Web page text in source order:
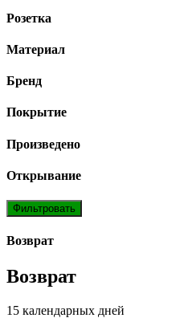
Розетка
Материал
Бренд
Покрытие
Произведено
Открывание
Фильтровать
Возврат
Возврат
15 календарных дней